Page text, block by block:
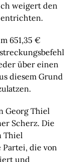
weigert den
entrichten.
651,35 €
über einen
diesem Grund
Georg Thiel
Scherz. Die
Thiel
Partei, die von
und